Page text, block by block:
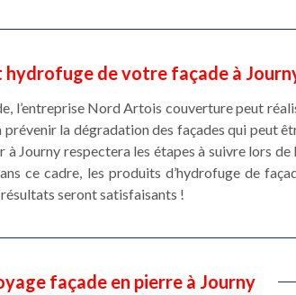
hydrofuge de votre façade à
l’entreprise Nord Artois couverture peut
prévenir la dégradation des façades qui peut
Journy respectera les étapes à suivre lors de
ce cadre, les produits d’hydrofuge de
seront satisfaisants !
façade en pierre à Journy